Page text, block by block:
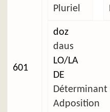
601
Pluriel
doz
daus
LO/LA
DE
Déterminant
Adposition